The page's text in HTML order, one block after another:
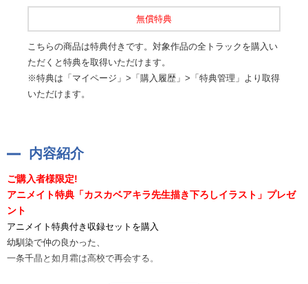
無償特典
こちらの商品は特典付きです。対象作品の全トラックを購入い
ただくと特典を取得いただけます。
※特典は「マイページ」>「購入履歴」>「特典管理」より取得
いただけます。
内容紹介
ご購入者様限定!
アニメイト特典「カスカベアキラ先生描き下ろしイラスト」プレゼ
ント
アニメイト特典付き収録セットを購入
幼馴染で仲の良かった、
一条千晶と如月霜は高校で再会する。